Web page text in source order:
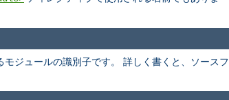
ジュールの識別子です。 詳しく書くと、ソースフ